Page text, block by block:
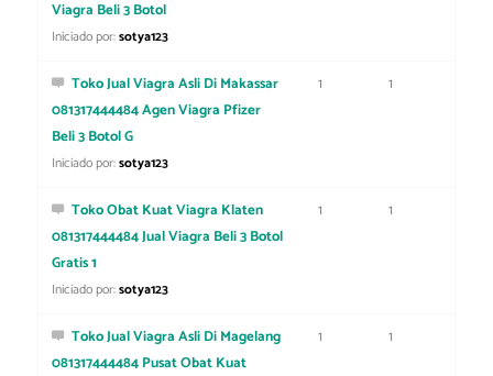
Viagra Beli 3 Botol
Iniciado por:sotya123
Toko Jual Viagra Asli Di Makassar
081317444484 Agen Viagra Pfizer
Beli 3 Botol G
Iniciado por:sotya123
1 1
Toko Obat Kuat Viagra Klaten
081317444484 Jual Viagra Beli 3 Botol
Gratis 1
Iniciado por:sotya123
1 1
Toko Jual Viagra Asli Di Magelang
081317444484 Pusat Obat Kuat
1 1